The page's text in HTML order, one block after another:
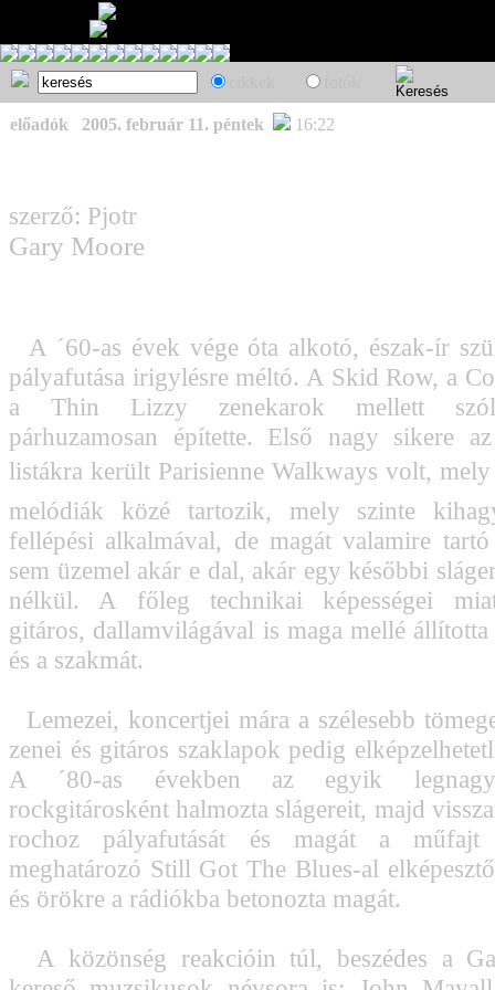
előadók 2005. február 11. péntek 16:22
szerző: Pjotr
Gary Moore
A ´60-as évek vége óta alkotó, észak-ír
pályafutása irigylésre méltó. A Skid Row, a
a Thin Lizzy zenekarok mellett
párhuzamosan építette. Első nagy sikere
listákra került Parisienne Walkways volt,
melódiák közé tartozik, mely szinte
fellépési alkalmával, de magát valamire
sem üzemel akár e dal, akár egy későbbi
nélkül. A főleg technikai képességei
gitáros, dallamvilágával is maga mellé állította
és a szakmát.
Lemezei, koncertjei mára a szélesebb
zenei és gitáros szaklapok pedig
A ´80-as években az egyik
rockgitárosként halmozta slágereit, majd
rochoz pályafutását és magát a
meghatározó Still Got The Blues-al
és örökre a rádiókba betonozta magát.
A közönség reakcióin túl, beszédes a